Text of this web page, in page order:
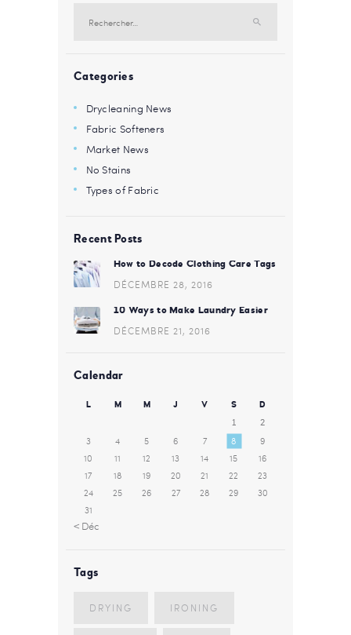
Categories
Drycleaning News
Fabric Softeners
Market News
No Stains
Types of Fabric
Recent Posts
How to Decode Clothing Care Tags
DÉCEMBRE 28, 2016
10 Ways to Make Laundry Easier
DÉCEMBRE 21, 2016
Calendar
L M M J V S
D
1
2
3 4 5 6 7 8
9
10
11 12 13 14 15
16
17
18 19 20 21 22
23
24
25 26 27 28 29
30
31
« Déc
Tags
DRYING IRONING